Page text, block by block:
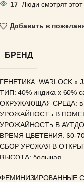
17 Люди смотрят этот
Добавить в
БРЕНД
ГЕНЕТИКА: WARLOCK x
ТИП: 40% индика x 60%
ОКРУЖАЮЩАЯ СРЕДА: в
УРОЖАЙНОСТЬ В
УРОЖАЙНОСТЬ В
ВРЕМЯ ЦВЕТЕНИЯ: 60-70
СБОР УРОЖАЯ В
ВЫСОТА: большая
ФЕМИНИЗИРОВАННЫЕ